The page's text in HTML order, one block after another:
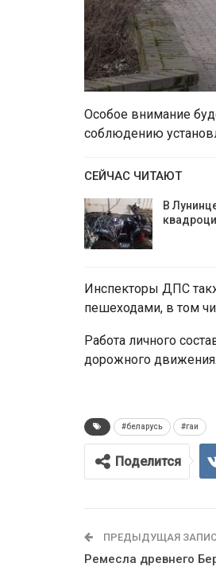
Особое внимание
соблюдению
СЕЙЧАС ЧИТАЮТ
В
Инспекторы ДПС
пешеходами, в том
Работа личного
дорожного движения.
#беларусь #гаи
Поделится
ПРЕДЫДУЩАЯ
Ремесла древнего